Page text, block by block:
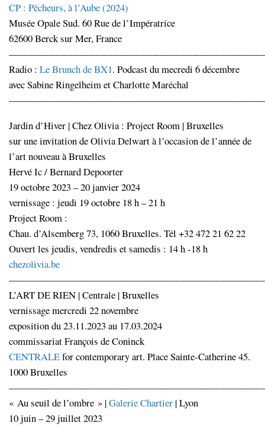
CP : Pêcheurs, à l’Aube (2024)
Musée Opale Sud. 60 Rue de l’Impératrice
62600 Berck sur Mer, France
Radio : Le Brunch de BX1. Podcast du mecredi 6 décembre
avec Sabine Ringelheim et Charlotte Maréchal
Jardin d’Hiver | Chez Olivia : Project Room | Bruxelles
sur une invitation de Olivia Delwart à l’occasion de l’année de
l’art nouveau à Bruxelles
Hervé Ic / Bernard Depoorter
19 octobre 2023 – 20 janvier 2024
vernissage : jeudi 19 octobre 18 h – 21 h
Project Room :
Chau. d’Alsemberg 73, 1060 Bruxelles. Tél +32 472 21 62 22
Ouvert les jeudis, vendredis et samedis : 14 h -18 h
chezolivia.be
L’ART DE RIEN | Centrale | Bruxelles
vernissage mercredi 22 novembre
exposition du 23.11.2023 au 17.03.2024
commissariat François de Coninck
CENTRALEfor contemporary art. Place Sainte-Catherine 45.
1000 Bruxelles
« Au seuil de l’ombre » |Galerie Chartier | Lyon
10 juin – 29 juillet 2023